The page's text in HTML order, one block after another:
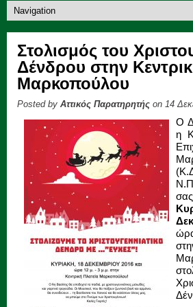
Στολισμός του
Δένδρου στην
Μαρκοπούλου
Posted by Αττικός Παρατηρητής on 14
Ο
η